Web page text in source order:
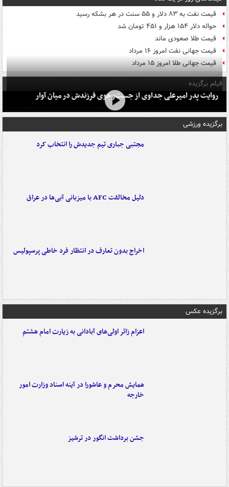
قیمت نفت به ۸۳ دلار و ۵۵ سنت در هر بشکه رسید
حواله دلار ۱۵۴ هزار و ۴۵۱ تومان شد
قیمت طلا صعودی ماند
قیمت جهانی نفت امروز ۱۶ مرداد
قیمت جهانی طلا امروز ۱۵ مرداد
فیلم برگزیده
روایت پدر امیرعلی جداوی از جست‌وجوی فرزندش در میان آوار
برگزیده ورزشی
مجتبی جباری تیم جدیدش را انتخاب کرد
دلیل مخالفت AFC با میزبانی آبی‌ها در عراق
اخراج بدون تعارف در انتظار فرد خاطی پرسپولیس
برگزیده عکس
اعزام زائر اولی‌های آبادانی به زیارت امام هشتم
همایش محرم و عاشورا در آینه اسناد وزارت امور
خارجه
جشن برداشت انگور در ترشیز